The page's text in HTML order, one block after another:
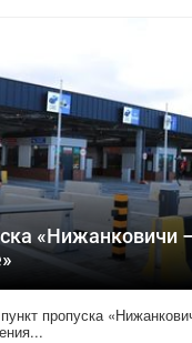
«Нижанковичи
пропуска